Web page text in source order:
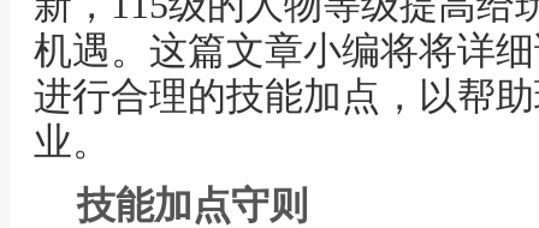
机遇。这篇文章小编将将详
进行合理的技能加点，以帮
业。
技能加点守则